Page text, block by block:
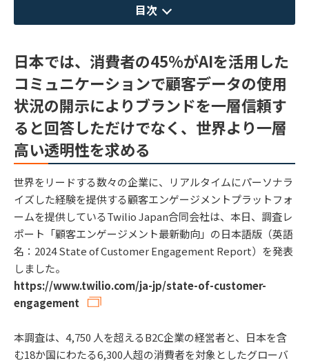
目次
日本では、消費者の45%がAIを活用した
コミュニケーションで顧客データの使用
状況の開示によりブランドを一層信頼す
ると回答しただけでなく、世界より一層
高い透明性を求める
世界をリードする数々の企業に、リアルタイムにパーソナラ
イズした経験を提供する顧客エンゲージメントプラットフォ
ームを提供しているTwilio Japan合同会社は、本日、調査レ
ポート「顧客エンゲージメント最新動向」の日本語版（英語
名：2024 State of Customer Engagement Report）を発表
しました。
https://www.twilio.com/ja-jp/state-of-customer-
engagement
本調査は、4,750 人を超えるB2C企業の経営者と、日本を含
む18か国にわたる6,300人超の消費者を対象としたグローバ